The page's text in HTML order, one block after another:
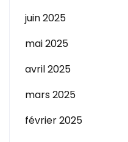
juin 2025
mai 2025
avril 2025
mars 2025
février 2025